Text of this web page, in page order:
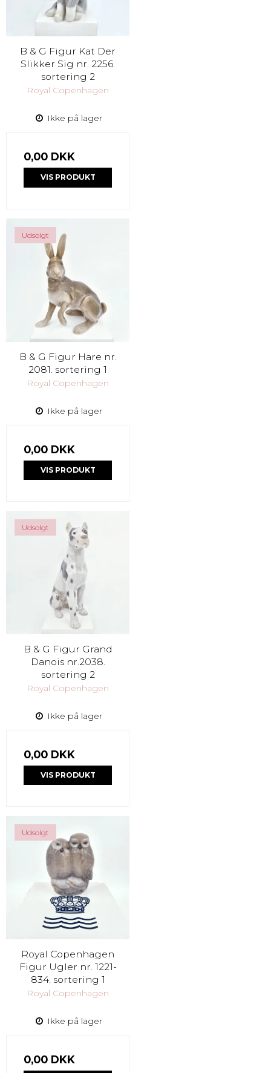
B & G Figur Kat Der
Slikker Sig nr. 2256.
sortering 2
Royal Copenhagen
Ikke på lager
0,00 DKK
VIS PRODUKT
Udsolgt
B & G Figur Hare nr.
2081. sortering 1
Royal Copenhagen
Ikke på lager
0,00 DKK
VIS PRODUKT
Udsolgt
B & G Figur Grand
Danois nr.2038.
sortering 2
Royal Copenhagen
Ikke på lager
0,00 DKK
VIS PRODUKT
Udsolgt
Royal Copenhagen
Figur Ugler nr. 1221-
834. sortering 1
Royal Copenhagen
Ikke på lager
0,00 DKK